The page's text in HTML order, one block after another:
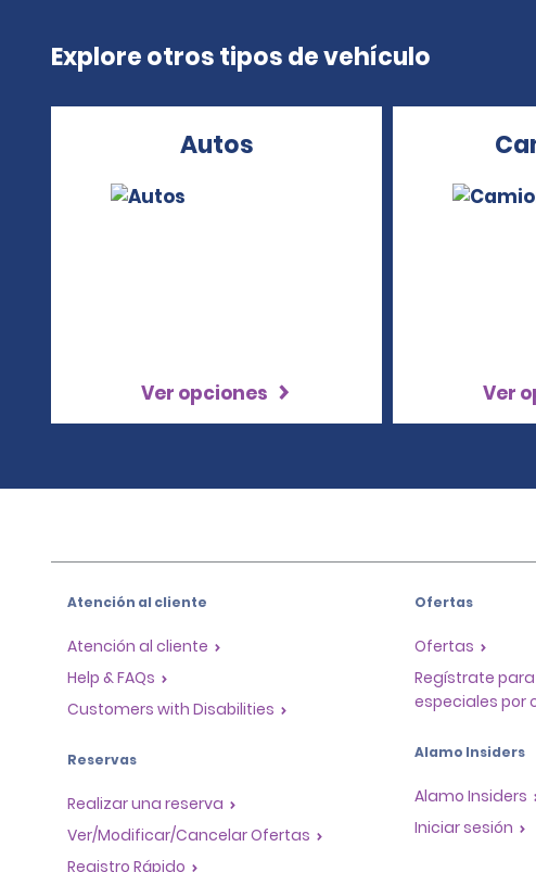
Explore otros tipos de vehículo
Autos
Ver opciones Ver
Atención al cliente
Atención al cliente
Help & FAQs
Customers with Disabilities
Reservas
Realizar una reserva
Ver/Modificar/Cancelar Ofertas
Registro Rápido
Ofertas
Ofertas
Regístrate
especiales por
Alamo Insiders
Alamo Insiders
Iniciar sesión